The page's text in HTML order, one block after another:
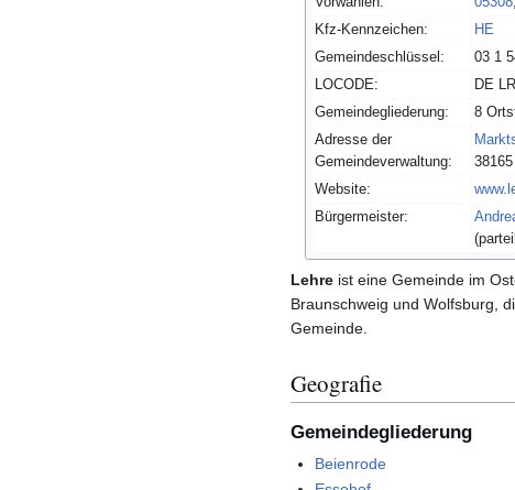
Kfz-Kennzeichen:
HE
Gemeindeschlüssel:
03 1
LOCODE:
DE
Gemeindegliederung:
8
Adresse der
Gemeindeverwaltung:
Website:
Bürgermeister:
Lehre ist eine Gemeinde im
Braunschweig und Wolfsburg,
Gemeinde.
Geografie
Gemeindegliederung
Beienrode